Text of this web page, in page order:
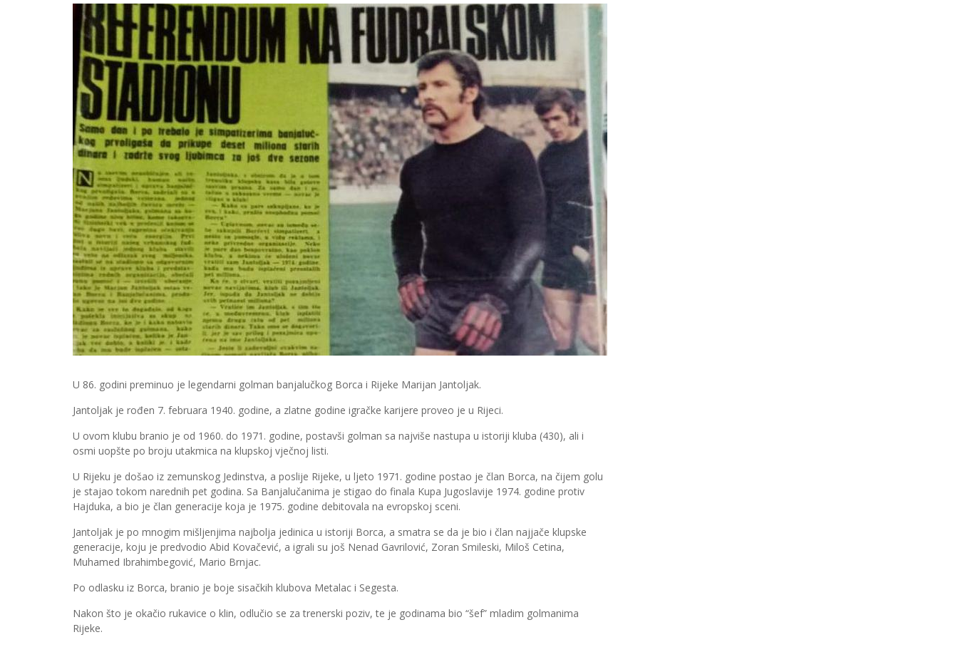
U 86. godini preminuo je legendarni golman banjalučkog Borca i Rijeke Marijan Јantoljak.
Јantoljak je rođen 7. februara 1940. godine, a zlatne godine igračke karijere proveo je u Rijeci.
U ovom klubu branio je od 1960. do 1971. godine, postavši golman sa najviše nastupa u istoriji kluba (430), ali i
osmi uopšte po broju utakmica na klupskoj vječnoj listi.
U Rijeku je došao iz zemunskog Јedinstva, a poslije Rijeke, u ljeto 1971. godine postao je član Borca, na čijem golu
je stajao tokom narednih pet godina. Sa Banjalučanima je stigao do finala Kupa Јugoslavije 1974. godine protiv
Hajduka, a bio je član generacije koja je 1975. godine debitovala na evropskoj sceni.
Јantoljak je po mnogim mišljenjima najbolja jedinica u istoriji Borca, a smatra se da je bio i član najjače klupske
generacije, koju je predvodio Abid Kovačević, a igrali su još Nenad Gavrilović, Zoran Smileski, Miloš Cetina,
Muhamed Ibrahimbegović, Mario Brnjac.
Po odlasku iz Borca, branio je boje sisačkih klubova Metalac i Segesta.
Nakon što je okačio rukavice o klin, odlučio se za trenerski poziv, te je godinama bio “šef” mladim golmanima
Rijeke.